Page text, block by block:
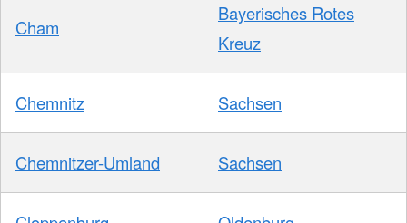
Cham
Bayerisches Rotes
Kreuz
Chemnitz Sachsen
Chemnitzer-Umland Sachsen